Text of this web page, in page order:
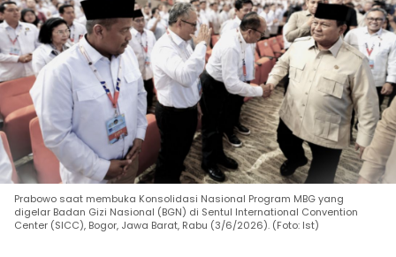
Prabowo saat membuka Konsolidasi Nasional Program MBG yang
digelar Badan Gizi Nasional (BGN) di Sentul International Convention
Center (SICC), Bogor, Jawa Barat, Rabu (3/6/2026). (Foto: Ist)